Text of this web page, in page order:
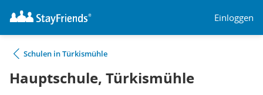
Einloggen
Schulen in Türkismühle
Hauptschule, Türkismühle